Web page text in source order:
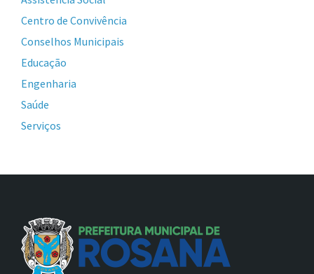
Centro de Convivência
Conselhos Municipais
Educação
Engenharia
Saúde
Serviços